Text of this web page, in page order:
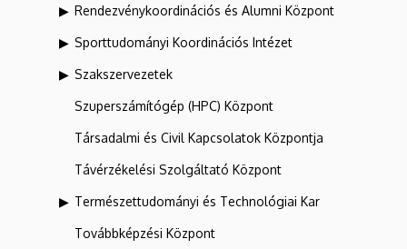
Rendezvénykoordinációs és Alumni Központ
Sporttudományi Koordinációs Intézet
Szakszervezetek
Szuperszámítógép (HPC) Központ
Társadalmi és Civil Kapcsolatok Központja
Távérzékelési Szolgáltató Központ
Természettudományi és Technológiai Kar
Továbbképzési Központ